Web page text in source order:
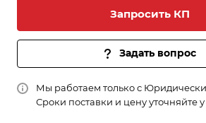
Запросить КП
Задать вопрос
Мы работаем только с
Сроки поставки и цену уточняйте